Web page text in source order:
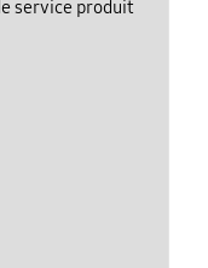
service produit